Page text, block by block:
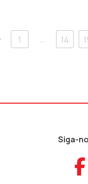
1 … 14
Siga-